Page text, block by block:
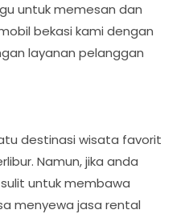
untuk memesan dan
bekasi kami dengan
layanan pelanggan
destinasi wisata favorit
Namun, jika anda
untuk membawa
menyewa jasa rental